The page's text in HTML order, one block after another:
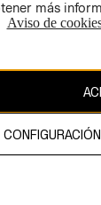
web está
más
Aviso de